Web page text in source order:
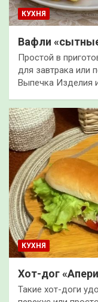
КУХНЯ
Вафли
Простой в
для завтрака или
Выпечка Изделия
КУХНЯ
Хот-дог
Такие хот-доги